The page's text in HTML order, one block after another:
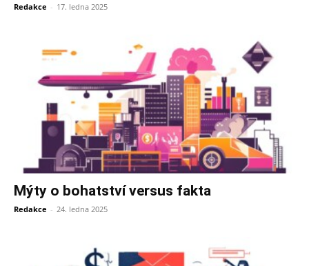
Redakce - 17. ledna 2025
Mýty o bohatství versus fakta
Redakce - 24. ledna 2025